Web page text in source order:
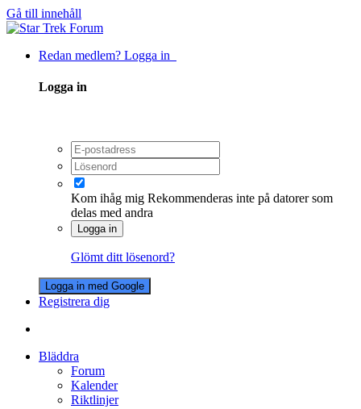
Gå till innehåll
Redan medlem? Logga in
Logga in
Kom ihåg mig Rekommenderas inte på datorer som
delas med andra
Logga in
Glömt ditt lösenord?
Logga in med Google
Registrera dig
Bläddra
Forum
Kalender
Riktlinjer